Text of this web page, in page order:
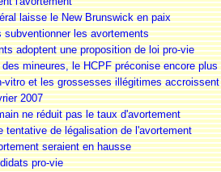
laisse le New Brunswick en paix
les avortements
adoptent une proposition de loi pro-vie
mineures, le HCPF préconise encore
vitro et les grossesses illégitimes
2007
ne réduit pas le taux d'avortement
tentative de légalisation de l'avortement
seraient en hausse
pro-vie